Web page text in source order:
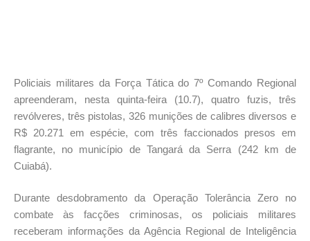
Policiais militares da Força Tática do 7º Comando Regional
apreenderam, nesta quinta-feira (10.7), quatro fuzis, três
revólveres, três pistolas, 326 munições de calibres diversos e
R$ 20.271 em espécie, com três faccionados presos em
flagrante, no município de Tangará da Serra (242 km de
Cuiabá).
Durante desdobramento da Operação Tolerância Zero no
combate às facções criminosas, os policiais militares
receberam informações da Agência Regional de Inteligência